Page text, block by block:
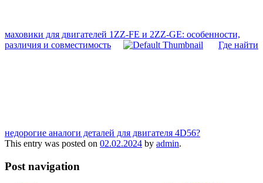
маховики для двигателей 1ZZ-FE и 2ZZ-GE: особенности,
различия и совместимость
Где найти
недорогие аналоги деталей для двигателя 4D56?
This entry was posted on 02.02.2024 by admin.
Post navigation